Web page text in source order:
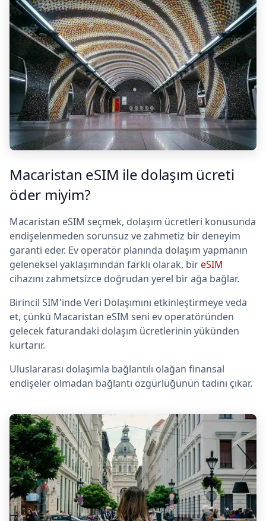
Macaristan eSIM ile dolaşım ücreti
öder miyim?
Macaristan eSIM seçmek, dolaşım ücretleri konusunda
endişelenmeden sorunsuz ve zahmetiz bir deneyim
garanti eder. Ev operatör planında dolaşım yapmanın
geleneksel yaklaşımından farklı olarak, bireSIM
cihazını zahmetsizce doğrudan yerel bir ağa bağlar.
Birincil SIM'inde Veri Dolaşımını etkinleştirmeye veda
et, çünkü Macaristan eSIM seni ev operatöründen
gelecek faturandaki dolaşım ücretlerinin yükünden
kurtarır.
Uluslararası dolaşımla bağlantılı olağan finansal
endişeler olmadan bağlantı özgürlüğünün tadını çıkar.